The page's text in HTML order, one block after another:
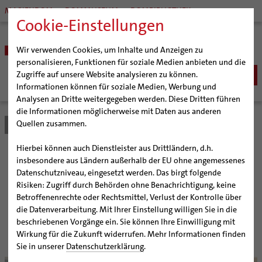
Cookie-Einstellungen
Wir verwenden Cookies, um Inhalte und Anzeigen zu
personalisieren, Funktionen für soziale Medien anbieten und die
Zugriffe auf unsere Website analysieren zu können.
Informationen können für soziale Medien, Werbung und
Analysen an Dritte weitergegeben werden. Diese Dritten führen
die Informationen möglicherweise mit Daten aus anderen
Quellen zusammen.
Hierbei können auch Dienstleister aus Drittländern, d.h.
insbesondere aus Ländern außerhalb der EU ohne angemessenes
Datenschutzniveau, eingesetzt werden. Das birgt folgende
Risiken: Zugriff durch Behörden ohne Benachrichtigung, keine
Betroffenenrechte oder Rechtsmittel, Verlust der Kontrolle über
die Datenverarbeitung. Mit Ihrer Einstellung willigen Sie in die
beschriebenen Vorgänge ein. Sie können Ihre Einwilligung mit
Wirkung für die Zukunft widerrufen. Mehr Informationen finden
Sie in unserer Datenschutzerklärung.
MARIENDOM DOMMUSEUM DOMBIBLIOTHEK
BISTUM
Bischöfe
Weihbischof Dr. Martin Marahrens
Bischof em. Norbert Trelle
Weihbischof em. Bongartz
Weihbischof em. Schwerdtfeger
Weihbischof em. Koitz
Bischof em. Dr. Wüstenberg
Generalvikariat
Gremien
Diözesangericht
Gemeindegremien
Pfarrgemeinden
Hildesheimer Dom
Virtueller Rundgang durch den Dom
Tausendjähriger Rosenstock
Die Hildesheimer Dommusik
Wallfahrten | Pilgern
Termine Wallfahrten und Pilgern
Jakobswege im Bistum Hildesheim
Veranstaltungen
Strategieprozess
Jugend
Bistum Hildesheim
Die Baugeschichte des
Doms auf 500 Seiten
Präsentation des Buches von Professor Kruse mit
Bischof und Domdechant in der Dombibliothek